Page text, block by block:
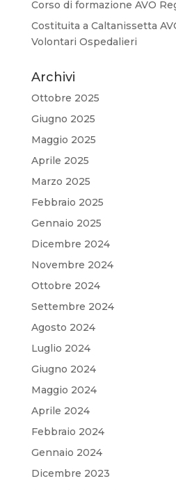
Corso di formazione AVO
Costituita a Caltanissetta
Volontari Ospedalieri
Archivi
Ottobre 2025
Giugno 2025
Maggio 2025
Aprile 2025
Marzo 2025
Febbraio 2025
Gennaio 2025
Dicembre 2024
Novembre 2024
Ottobre 2024
Settembre 2024
Agosto 2024
Luglio 2024
Giugno 2024
Maggio 2024
Aprile 2024
Febbraio 2024
Gennaio 2024
Dicembre 2023